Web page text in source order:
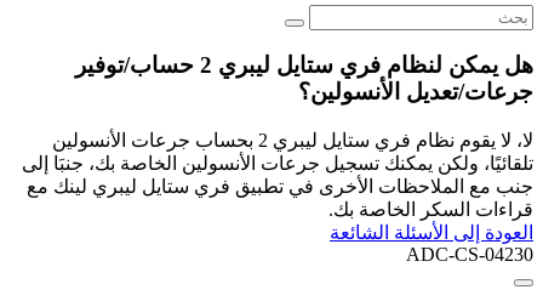
هل يمكن لنظام فري ستايل ليبري 2 حساب/توفير
جرعات/تعديل الأنسولين؟
لا، لا يقوم نظام فري ستايل ليبري 2 بحساب جرعات الأنسولين
تلقائيًا، ولكن يمكنك تسجيل جرعات الأنسولين الخاصة بك، جنبَا إلى
جنب مع الملاحظات الأخرى في تطبيق فري ستايل ليبري لينك مع
قراءات السكر الخاصة بك.
العودة إلى الأسئلة الشائعة
ADC-CS-04230